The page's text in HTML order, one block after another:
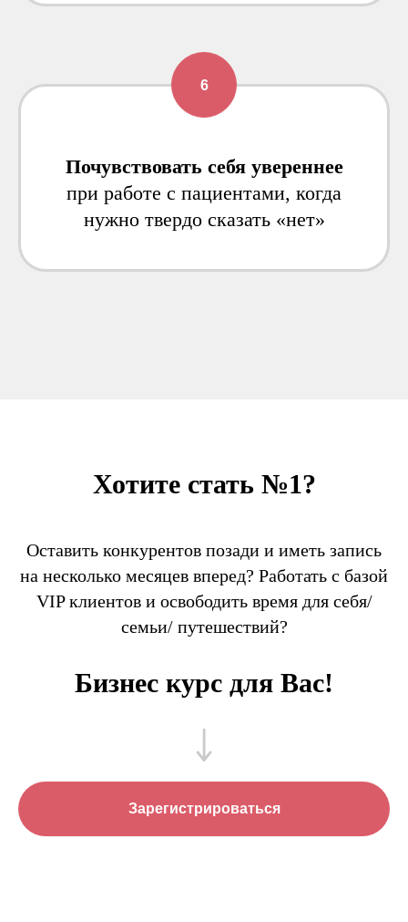
Почувствовать себя увереннее
при работе с пациентами, когда
нужно твердо сказать «нет»
Хотите стать №1?
Оставить конкурентов позади и иметь запись
на несколько месяцев вперед? Работать с базой
VIP клиентов и освободить время для себя/
семьи/ путешествий?
Бизнес курс для Вас!
Зарегистрироваться